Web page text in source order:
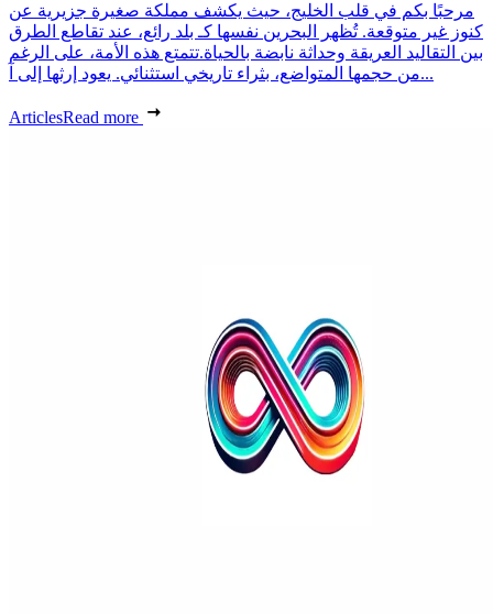
مرحبًا بكم في قلب الخليج، حيث يكشف مملكة صغيرة جزيرية عن
كنوز غير متوقعة. تُظهر البحرين نفسها كـ بلد رائع، عند تقاطع الطرق
بين التقاليد العريقة وحداثة نابضة بالحياة.تتمتع هذه الأمة، على الرغم
من حجمها المتواضع، بثراء تاريخي استثنائي. يعود إرثها إلى آ...
ArticlesRead more